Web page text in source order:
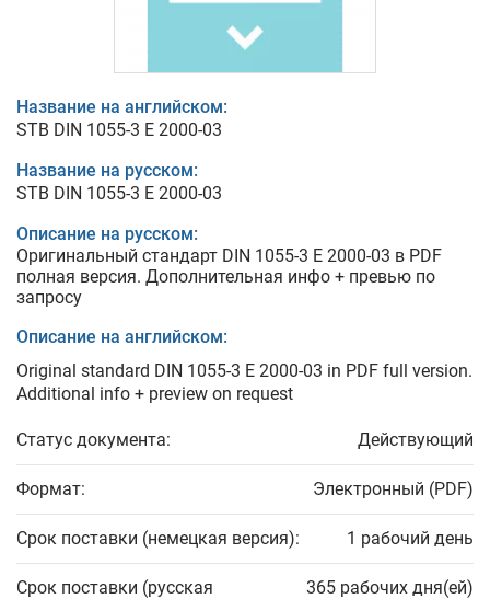
Название на английском:
STB DIN 1055-3 E 2000-03
Название на русском:
STB DIN 1055-3 E 2000-03
Описание на русском:
Оригинальный стандарт DIN 1055-3 E 2000-03 в PDF
полная версия. Дополнительная инфо + превью по
запросу
Описание на английском:
Original standard DIN 1055-3 E 2000-03 in PDF full version.
Additional info + preview on request
Статус документа: Действующий
Формат: Электронный (PDF)
Срок поставки (немецкая версия): 1 рабочий день
Срок поставки (русская
365 рабочих дня(ей)